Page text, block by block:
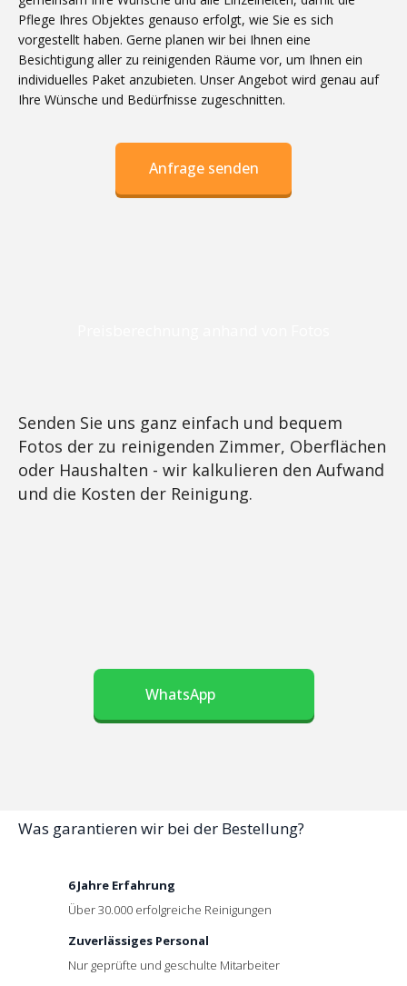
Pflege Ihres Objektes genauso erfolgt, wie Sie es sich
vorgestellt haben. Gerne planen wir bei Ihnen eine
Besichtigung aller zu reinigenden Räume vor, um Ihnen ein
individuelles Paket anzubieten. Unser Angebot wird genau auf
Ihre Wünsche und Bedürfnisse zugeschnitten.
Anfrage senden
Senden Sie uns ganz einfach und bequem
Fotos der zu reinigenden Zimmer, Oberflächen
oder Haushalten - wir kalkulieren den Aufwand
und die Kosten der Reinigung.
WhatsApp
Was garantieren wir bei der Bestellung?
6 Jahre Erfahrung
Über 30.000 erfolgreiche Reinigungen
Zuverlässiges Personal
Nur geprüfte und geschulte Mitarbeiter